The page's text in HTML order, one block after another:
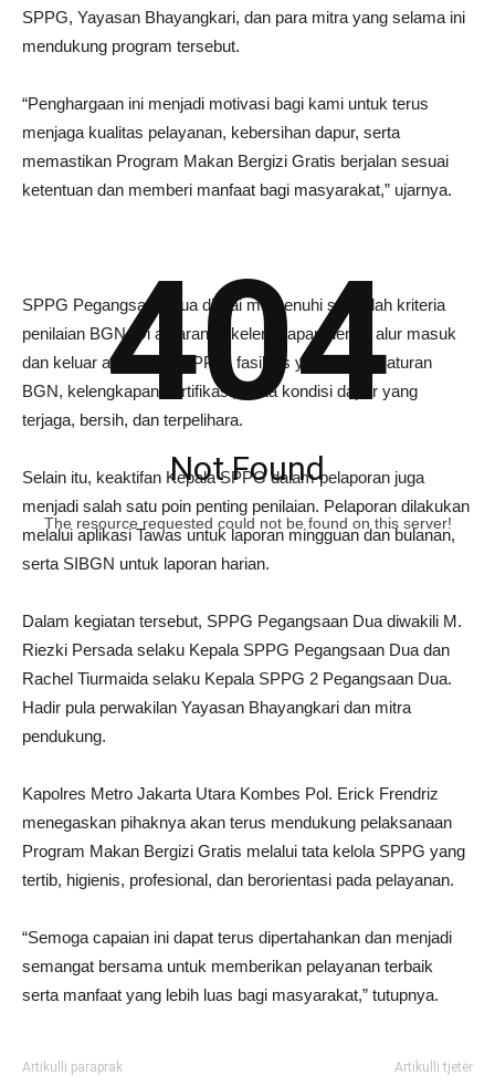
SPPG, Yayasan Bhayangkari, dan para mitra yang selama ini
mendukung program tersebut.
“Penghargaan ini menjadi motivasi bagi kami untuk terus
menjaga kualitas pelayanan, kebersihan dapur, serta
memastikan Program Makan Bergizi Gratis berjalan sesuai
ketentuan dan memberi manfaat bagi masyarakat,” ujarnya.
SPPG Pegangsaan Dua dinilai memenuhi sejumlah kriteria
penilaian BGN. Di antaranya kelengkapan denah alur masuk
dan keluar atau in-out SPPG, fasilitas yang sesuai aturan
BGN, kelengkapan sertifikasi, serta kondisi dapur yang
terjaga, bersih, dan terpelihara.
Selain itu, keaktifan Kepala SPPG dalam pelaporan juga
menjadi salah satu poin penting penilaian. Pelaporan dilakukan
melalui aplikasi Tawas untuk laporan mingguan dan bulanan,
serta SIBGN untuk laporan harian.
Dalam kegiatan tersebut, SPPG Pegangsaan Dua diwakili M.
Riezki Persada selaku Kepala SPPG Pegangsaan Dua dan
Rachel Tiurmaida selaku Kepala SPPG 2 Pegangsaan Dua.
Hadir pula perwakilan Yayasan Bhayangkari dan mitra
pendukung.
Kapolres Metro Jakarta Utara Kombes Pol. Erick Frendriz
menegaskan pihaknya akan terus mendukung pelaksanaan
Program Makan Bergizi Gratis melalui tata kelola SPPG yang
tertib, higienis, profesional, dan berorientasi pada pelayanan.
“Semoga capaian ini dapat terus dipertahankan dan menjadi
semangat bersama untuk memberikan pelayanan terbaik
serta manfaat yang lebih luas bagi masyarakat,” tutupnya.
Artikulli paraprak Artikulli tjetër
404
Not Found
The resource requested could not be found on this server!